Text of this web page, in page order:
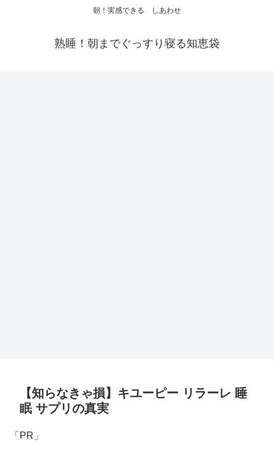
朝！実感できる しあわせ
熟睡！朝までぐっすり寝る知恵袋
【知らなきゃ損】キユーピー リラーレ 睡
眠 サプリの真実
「PR」